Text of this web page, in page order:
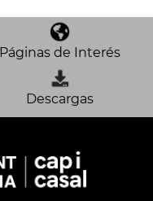
Páginas de Interés
Descargas